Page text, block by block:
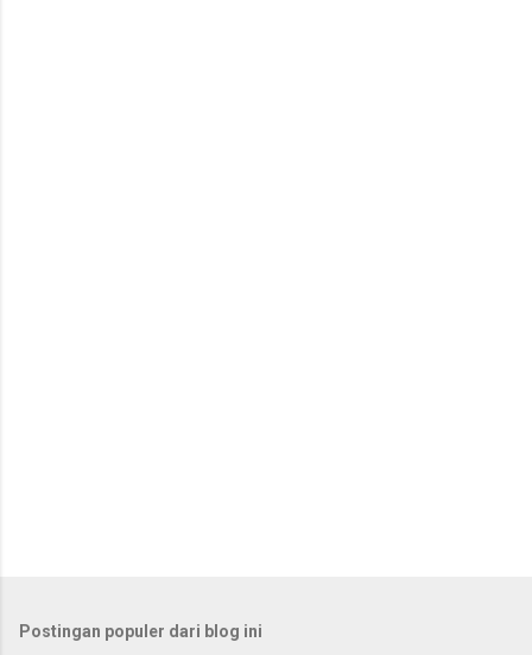
Postingan populer dari blog ini